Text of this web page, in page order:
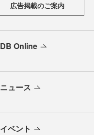
広告掲載のご案内
DB Online
ニュース
イベント